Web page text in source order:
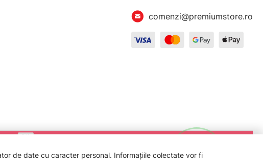
comenzi@premiumstore.ro
de date cu caracter personal. Informațiile colectate vor fi